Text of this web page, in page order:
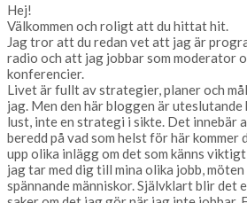
Hej!
Välkommen och roligt att du hittat hit.
Jag tror att du redan vet att jag är
radio och att jag jobbar som moderator
konferencier.
Livet är fullt av strategier, planer och
jag. Men den här bloggen är uteslutande
lust, inte en strategi i sikte. Det innebär
beredd på vad som helst för här kommer
upp olika inlägg om det som känns
jag tar med dig till mina olika jobb, möten
spännande människor. Självklart blir det